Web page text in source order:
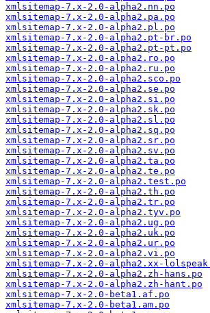
xmlsitemap-7.x-2.0-alpha2.nn.po
xmlsitemap-7.x-2.0-alpha2.pa.po
xmlsitemap-7.x-2.0-alpha2.pl.po
xmlsitemap-7.x-2.0-alpha2.pt-br.po
xmlsitemap-7.x-2.0-alpha2.pt-pt.po
xmlsitemap-7.x-2.0-alpha2.ro.po
xmlsitemap-7.x-2.0-alpha2.ru.po
xmlsitemap-7.x-2.0-alpha2.sco.po
xmlsitemap-7.x-2.0-alpha2.se.po
xmlsitemap-7.x-2.0-alpha2.si.po
xmlsitemap-7.x-2.0-alpha2.sk.po
xmlsitemap-7.x-2.0-alpha2.sl.po
xmlsitemap-7.x-2.0-alpha2.sq.po
xmlsitemap-7.x-2.0-alpha2.sr.po
xmlsitemap-7.x-2.0-alpha2.sv.po
xmlsitemap-7.x-2.0-alpha2.ta.po
xmlsitemap-7.x-2.0-alpha2.te.po
xmlsitemap-7.x-2.0-alpha2.test.po
xmlsitemap-7.x-2.0-alpha2.th.po
xmlsitemap-7.x-2.0-alpha2.tr.po
xmlsitemap-7.x-2.0-alpha2.tyv.po
xmlsitemap-7.x-2.0-alpha2.ug.po
xmlsitemap-7.x-2.0-alpha2.uk.po
xmlsitemap-7.x-2.0-alpha2.ur.po
xmlsitemap-7.x-2.0-alpha2.vi.po
xmlsitemap-7.x-2.0-alpha2.xx-
xmlsitemap-7.x-2.0-alpha2.zh-hans.po
xmlsitemap-7.x-2.0-alpha2.zh-hant.po
xmlsitemap-7.x-2.0-beta1.af.po
xmlsitemap-7.x-2.0-beta1.am.po